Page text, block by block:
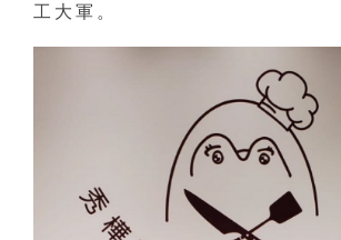
工大軍。